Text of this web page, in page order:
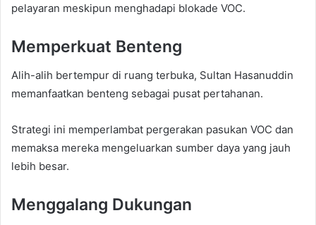
pelayaran meskipun menghadapi blokade VOC.
Memperkuat Benteng
Alih-alih bertempur di ruang terbuka, Sultan Hasanuddin
memanfaatkan benteng sebagai pusat pertahanan.
Strategi ini memperlambat pergerakan pasukan VOC dan
memaksa mereka mengeluarkan sumber daya yang jauh
lebih besar.
Menggalang Dukungan